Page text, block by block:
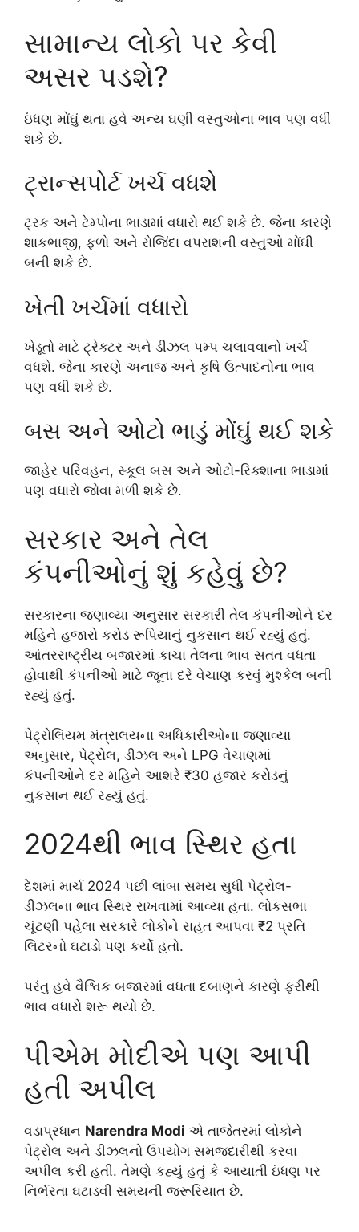
સામાન્ય લોકો પર કેવી
અસર પડશે?
ઇંધણ મોંઘું થતા હવે અન્ય ઘણી વસ્તુઓના ભાવ પણ વધી
શકે છે.
ટ્રાન્સપોર્ટ ખર્ચ વધશે
ટ્રક અને ટેમ્પોના ભાડામાં વધારો થઈ શકે છે. જેના કારણે
શાકભાજી, ફળો અને રોજિંદા વપરાશની વસ્તુઓ મોંઘી
બની શકે છે.
ખેતી ખર્ચમાં વધારો
ખેડૂતો માટે ટ્રેક્ટર અને ડીઝલ પમ્પ ચલાવવાનો ખર્ચ
વધશે. જેના કારણે અનાજ અને કૃષિ ઉત્પાદનોના ભાવ
પણ વધી શકે છે.
બસ અને ઓટો ભાડું મોંઘું થઈ શકે
જાહેર પરિવહન, સ્કૂલ બસ અને ઓટો-રિક્શાના ભાડામાં
પણ વધારો જોવા મળી શકે છે.
સરકાર અને તેલ
કંપનીઓનું શું કહેવું છે?
સરકારના જણાવ્યા અનુસાર સરકારી તેલ કંપનીઓને દર
મહિને હજારો કરોડ રૂપિયાનું નુકસાન થઈ રહ્યું હતું.
આંતરરાષ્ટ્રીય બજારમાં કાચા તેલના ભાવ સતત વધતા
હોવાથી કંપનીઓ માટે જૂના દરે વેચાણ કરવું મુશ્કેલ બની
રહ્યું હતું.
પેટ્રોલિયમ મંત્રાલયના અધિકારીઓના જણાવ્યા
અનુસાર, પેટ્રોલ, ડીઝલ અને LPG વેચાણમાં
કંપનીઓને દર મહિને આશરે ₹30 હજાર કરોડનું
નુકસાન થઈ રહ્યું હતું.
2024થી ભાવ સ્થિર હતા
દેશમાં માર્ચ 2024 પછી લાંબા સમય સુધી પેટ્રોલ-
ડીઝલના ભાવ સ્થિર રાખવામાં આવ્યા હતા. લોકસભા
ચૂંટણી પહેલા સરકારે લોકોને રાહત આપવા ₹2 પ્રતિ
લિટરનો ઘટાડો પણ કર્યો હતો.
પરંતુ હવે વૈશ્વિક બજારમાં વધતા દબાણને કારણે ફરીથી
ભાવ વધારો શરૂ થયો છે.
પીએમ મોદીએ પણ આપી
હતી અપીલ
વડાપ્રધાન Narendra Modi એ તાજેતરમાં લોકોને
પેટ્રોલ અને ડીઝલનો ઉપયોગ સમજદારીથી કરવા
અપીલ કરી હતી. તેમણે કહ્યું હતું કે આયાતી ઇંધણ પર
નિર્ભરતા ઘટાડવી સમયની જરૂરિયાત છે.